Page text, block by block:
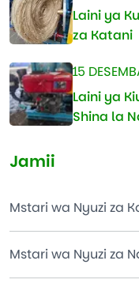
Laini ya
za Katani
15
Laini ya
Shina la
Jamii
Mstari wa Nyuzi za
Mstari wa Nyuzi za